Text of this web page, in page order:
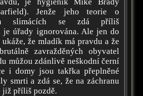
Jenže jeho teorie o
slimácích se zdá příliš
je úřady ignorována. Ale jen do
že mladík má pravdu a že
zavražděných obyvatel
můžou zdánlivě neškodní černí
i domy jsou takřka přeplněné
smrti a zdá se, že na záchranu
již příliš pozdě.